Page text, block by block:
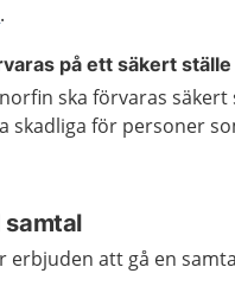
.
på ett säkert ställe
ska förvaras säkert
skadliga för personer
samtal
erbjuden att gå en